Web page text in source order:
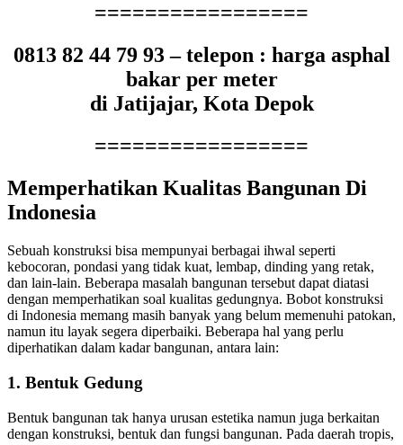
=================
0813 82 44 79 93 – telepon : harga asphal
bakar per meter
di Jatijajar, Kota Depok
=================
Memperhatikan Kualitas Bangunan Di
Indonesia
Sebuah konstruksi bisa mempunyai berbagai ihwal seperti
kebocoran, pondasi yang tidak kuat, lembap, dinding yang retak,
dan lain-lain. Beberapa masalah bangunan tersebut dapat diatasi
dengan memperhatikan soal kualitas gedungnya. Bobot konstruksi
di Indonesia memang masih banyak yang belum memenuhi patokan,
namun itu layak segera diperbaiki. Beberapa hal yang perlu
diperhatikan dalam kadar bangunan, antara lain:
1. Bentuk Gedung
Bentuk bangunan tak hanya urusan estetika namun juga berkaitan
dengan konstruksi, bentuk dan fungsi bangunan. Pada daerah tropis,